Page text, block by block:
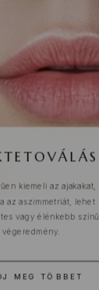
kiemeli az ajakakat,
az aszimmetriát, lehet
vagy élénkebb színű
végeredmény.
MEG TÖBBET